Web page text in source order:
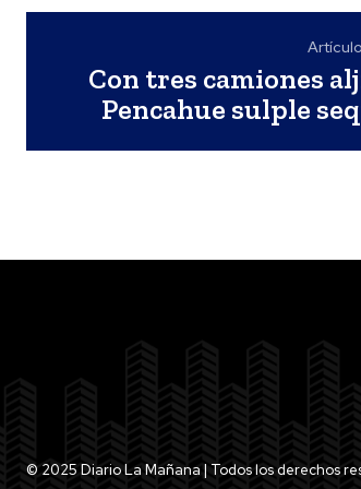
Con tres camiones
Pencahue sulple
© 2025 Diario La Mañana | Todos los derechos